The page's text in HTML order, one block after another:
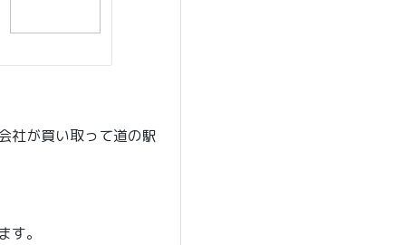
社が買い取って道の駅
。